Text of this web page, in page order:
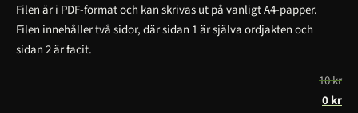
Filen är i PDF-format och kan skrivas ut på vanligt A4-papper.
Filen innehåller två sidor, där sidan 1 är själva ordjakten och
sidan 2 är facit.
10kr
0kr